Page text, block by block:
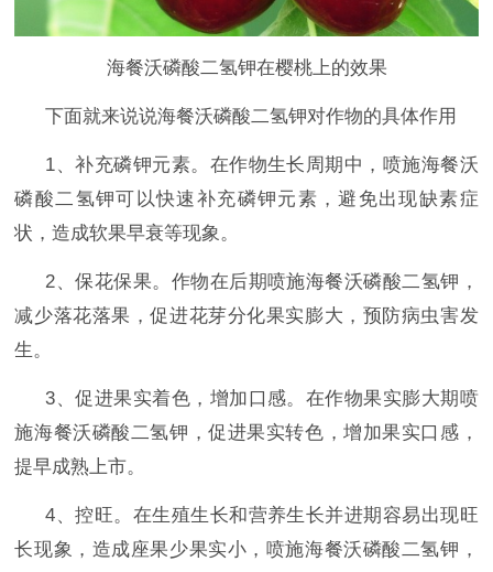
海餐沃磷酸二氢钾在樱桃上的效果
下面就来说说海餐沃磷酸二氢钾对作物的具体作用
1、补充磷钾元素。在作物生长周期中，喷施海餐沃
磷酸二氢钾可以快速补充磷钾元素，避免出现缺素症
状，造成软果早衰等现象。
2、保花保果。作物在后期喷施海餐沃磷酸二氢钾，
减少落花落果，促进花芽分化果实膨大，预防病虫害发
生。
3、促进果实着色，增加口感。在作物果实膨大期喷
施海餐沃磷酸二氢钾，促进果实转色，增加果实口感，
提早成熟上市。
4、控旺。在生殖生长和营养生长并进期容易出现旺
长现象，造成座果少果实小，喷施海餐沃磷酸二氢钾，